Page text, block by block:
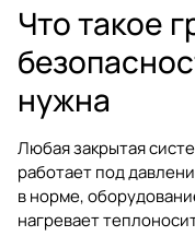
Что такое
нужна
Любая закрытая
работает под
в норме,
нагревает